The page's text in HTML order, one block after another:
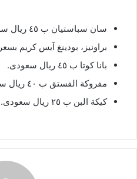
سان سباستيان ب ٤٥ ريال سعودى.
براونيز، بودينغ آيس كريم بسعر ٣٥ ريالا سعوديا.
بانا كوتا ب ٤٥ ريال سعودى.
مفروكة الفستق ب ٤٠ ريال سعودى.
كيكة البن ب ٢٥ ريال سعودى.